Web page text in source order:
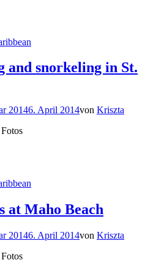
and snorkeling in St.
20146. April 2014von Kriszta
at Maho Beach
20146. April 2014von Kriszta